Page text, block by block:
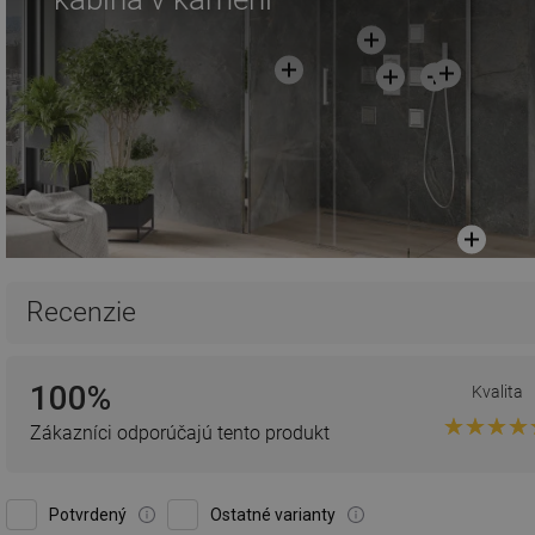
Recenzie
100%
Zákazníci odporúčajú tento produkt
Kvalita
Potvrdený Ostatné varianty